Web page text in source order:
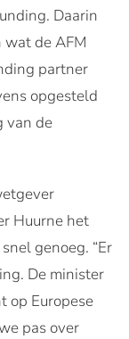
Daarin
de AFM
partner
opgesteld
van de
Huurne het
genoeg. “Er
De minister
op Europese
pas over